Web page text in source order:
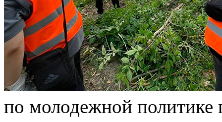
по молодежной политике